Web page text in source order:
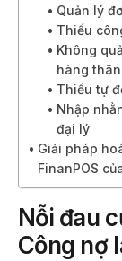
Quản lý
Thiếu
Không
hàng
Thiếu tự
Nhập
đại lý
Giải pháp
FinanPOS
Nỗi đau
Công nợ